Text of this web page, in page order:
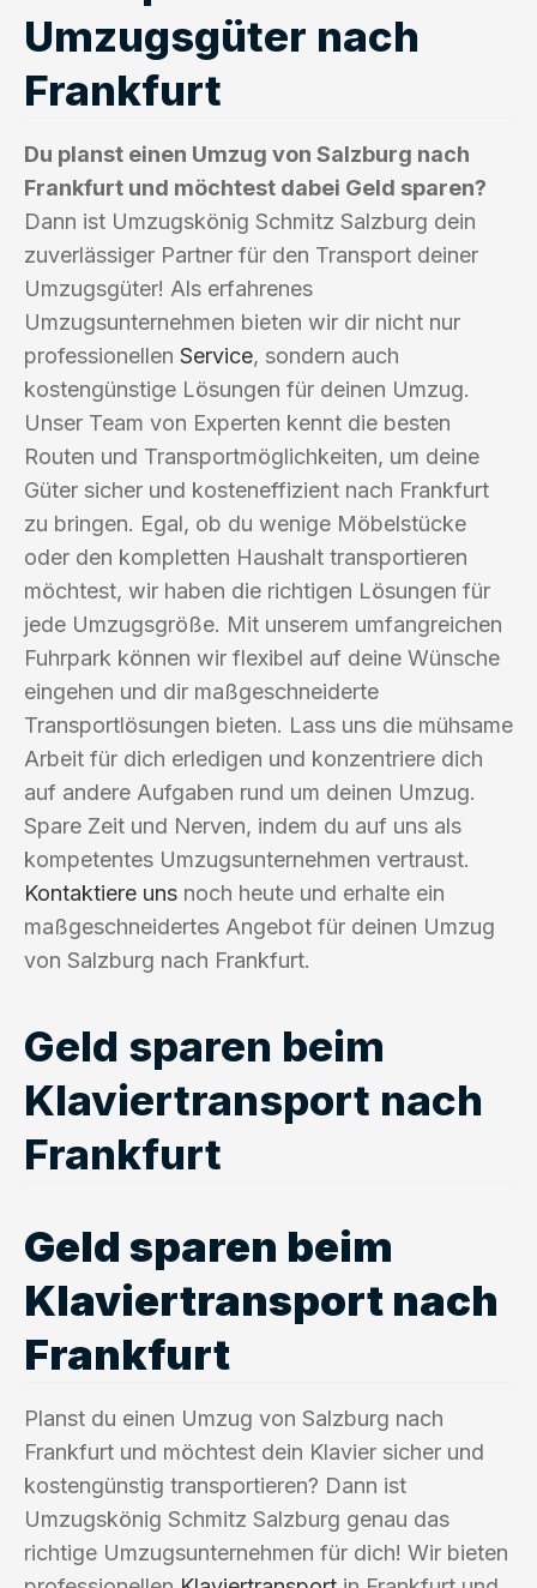
Umzugsgüter nach
Frankfurt
Du planst einen Umzug von Salzburg nach
Frankfurt und möchtest dabei Geld sparen?
Dann ist Umzugskönig Schmitz Salzburg dein
zuverlässiger Partner für den Transport deiner
Umzugsgüter! Als erfahrenes
Umzugsunternehmen bieten wir dir nicht nur
professionellen Service, sondern auch
kostengünstige Lösungen für deinen Umzug.
Unser Team von Experten kennt die besten
Routen und Transportmöglichkeiten, um deine
Güter sicher und kosteneffizient nach Frankfurt
zu bringen. Egal, ob du wenige Möbelstücke
oder den kompletten Haushalt transportieren
möchtest, wir haben die richtigen Lösungen für
jede Umzugsgröße. Mit unserem umfangreichen
Fuhrpark können wir flexibel auf deine Wünsche
eingehen und dir maßgeschneiderte
Transportlösungen bieten. Lass uns die mühsame
Arbeit für dich erledigen und konzentriere dich
auf andere Aufgaben rund um deinen Umzug.
Spare Zeit und Nerven, indem du auf uns als
kompetentes Umzugsunternehmen vertraust.
Kontaktiere uns noch heute und erhalte ein
maßgeschneidertes Angebot für deinen Umzug
von Salzburg nach Frankfurt.
Geld sparen beim
Klaviertransport nach
Frankfurt
Geld sparen beim
Klaviertransport nach
Frankfurt
Planst du einen Umzug von Salzburg nach
Frankfurt und möchtest dein Klavier sicher und
kostengünstig transportieren? Dann ist
Umzugskönig Schmitz Salzburg genau das
richtige Umzugsunternehmen für dich! Wir bieten